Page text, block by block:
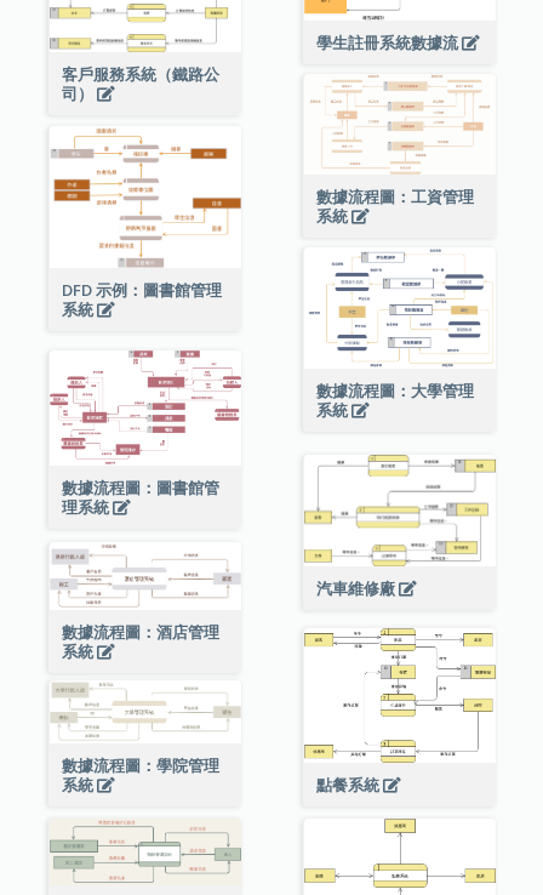
學生註冊系統數據流
客戶服務系統（鐵路公
司）
數據流程圖：工資管理
系統
DFD 示例：圖書館管理
系統
數據流程圖：大學管理
系統
數據流程圖：圖書館管
理系統
汽車維修廠
數據流程圖：酒店管理
系統
點餐系統
數據流程圖：學院管理
系統